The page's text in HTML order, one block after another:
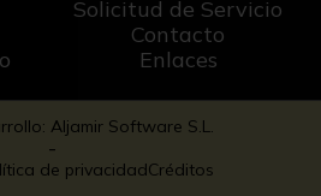
Solicitud de Servicio
Contacto
Enlaces
Aljamir Software S.L.
-
de privacidadCréditos